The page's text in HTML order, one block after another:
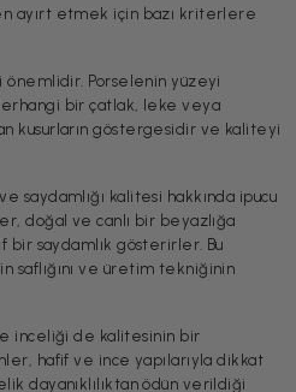
ayırt etmek için bazı kriterlere
önemlidir. Porselenin yüzeyi
bir çatlak, leke veya
kusurların göstergesidir ve kaliteyi
saydamlığı kalitesi hakkında ipucu
doğal ve canlı bir beyazlığa
bir saydamlık gösterirler. Bu
saflığını ve üretim tekniğinin
ve inceliği de kalitesinin bir
hafif ve ince yapılarıyla dikkat
dayanıklılıktan ödün verildiği